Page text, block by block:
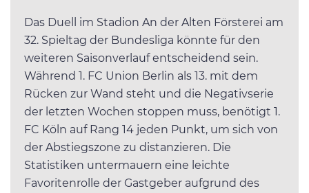
Das Duell im Stadion An der Alten Försterei am
32. Spieltag der Bundesliga könnte für den
weiteren Saisonverlauf entscheidend sein.
Während 1. FC Union Berlin als 13. mit dem
Rücken zur Wand steht und die Negativserie
der letzten Wochen stoppen muss, benötigt 1.
FC Köln auf Rang 14 jeden Punkt, um sich von
der Abstiegszone zu distanzieren. Die
Statistiken untermauern eine leichte
Favoritenrolle der Gastgeber aufgrund des